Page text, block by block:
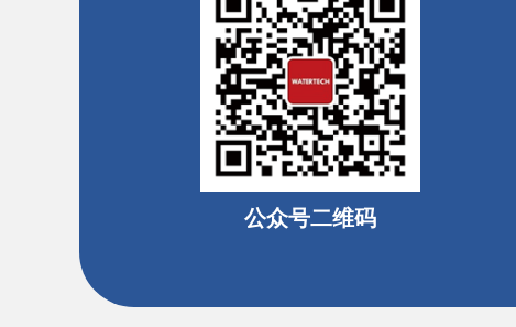
公众号二维码